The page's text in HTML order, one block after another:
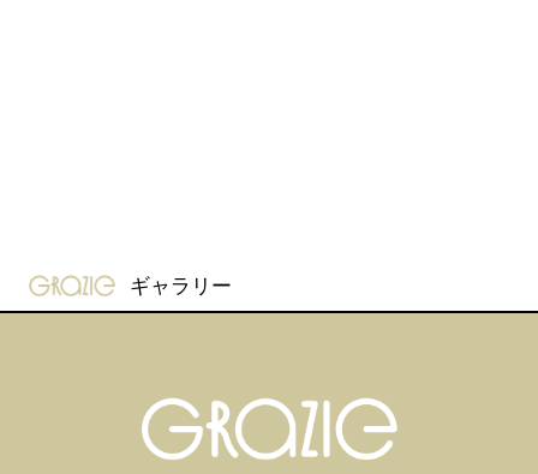
gravure-grazie
ギャラリー